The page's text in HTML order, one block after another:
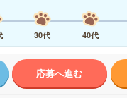
30代 40代
応募へ進む